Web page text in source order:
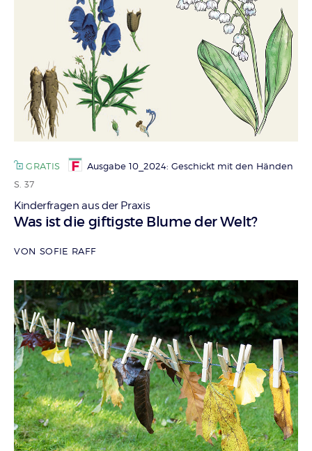
GRATIS
Ausgabe 10_2024: Geschickt mit den Händen
S. 37
Kinderfragen aus der Praxis
:
Was ist die giftigste Blume der Welt?
VON SOFIE RAFF